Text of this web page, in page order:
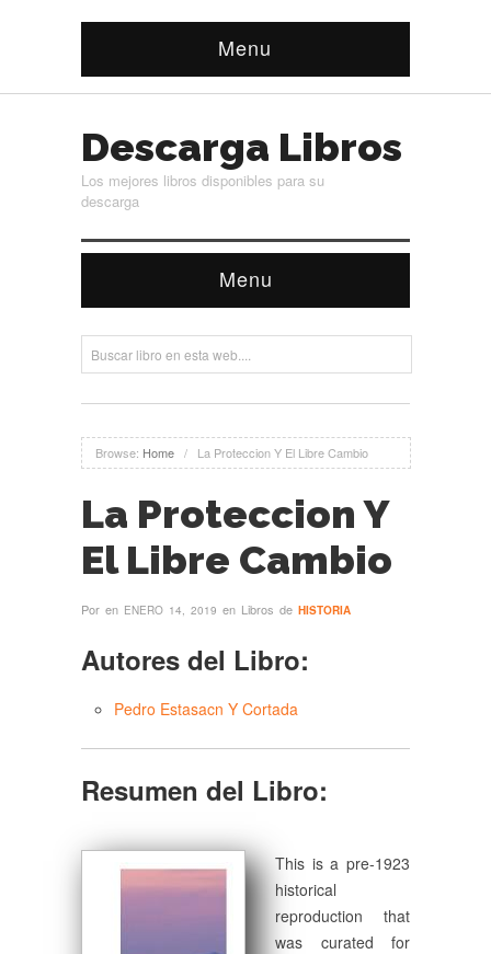
Menu
Descarga Libros
Los mejores libros disponibles para su
descarga
Menu
Browse: Home / La Proteccion Y El Libre Cambio
La Proteccion Y
El Libre Cambio
Por en ENERO 14, 2019 en Libros de HISTORIA
Autores del Libro:
Pedro Estasacn Y Cortada
Resumen del Libro:
This is a pre-1923
historical
reproduction that
was curated for